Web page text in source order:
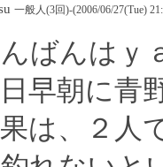
一般人(3回)-(2006/06/27(Tue)
ばんはｙ
早朝に青
は、２人